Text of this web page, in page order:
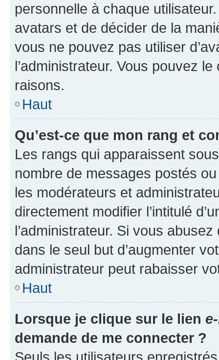
personnelle à chaque utilisateur.
avatars et de décider de la
vous ne pouvez pas utiliser
l’administrateur. Vous pouvez
raisons.
Haut
Qu’est-ce que mon rang et
Les rangs qui apparaissent
nombre de messages postés
les modérateurs et
directement modifier l’intitulé
l’administrateur. Si vous
dans le seul but d’augmenter
administrateur peut rabaisser
Haut
Lorsque je clique sur le lien
demande de me connecter ?